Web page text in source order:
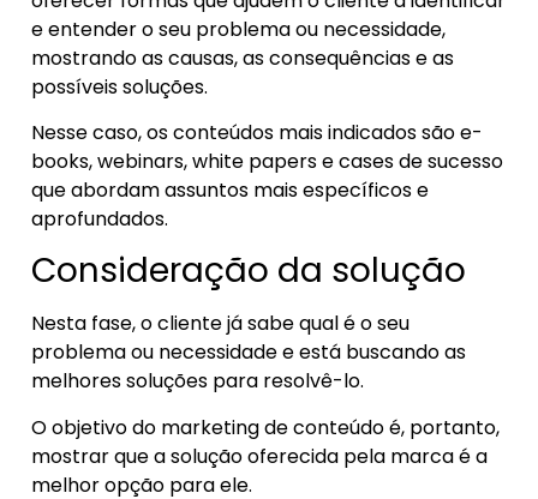
e entender o seu problema ou necessidade,
mostrando as causas, as consequências e as
possíveis soluções.
Nesse caso, os conteúdos mais indicados são e-
books, webinars, white papers e cases de sucesso
que abordam assuntos mais específicos e
aprofundados.
Consideração da solução
Nesta fase, o cliente já sabe qual é o seu
problema ou necessidade e está buscando as
melhores soluções para resolvê-lo.
O objetivo do marketing de conteúdo é, portanto,
mostrar que a solução oferecida pela marca é a
melhor opção para ele.